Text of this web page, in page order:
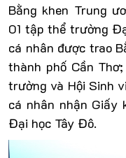
Bằng khen Trung
01 tập thể trường
cá nhân được trao
thành phố Cần
trường và Hội Sinh
cá nhân nhận Giấy
Đại học Tây Đô.